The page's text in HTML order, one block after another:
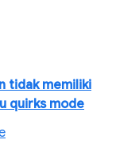
tidak memiliki
quirks mode